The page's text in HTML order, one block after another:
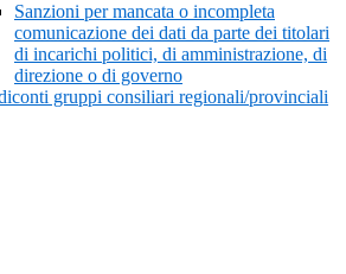
Sanzioni per mancata o incompleta
comunicazione dei dati da parte dei titolari
di incarichi politici, di amministrazione, di
direzione o di governo
gruppi consiliari regionali/provinciali